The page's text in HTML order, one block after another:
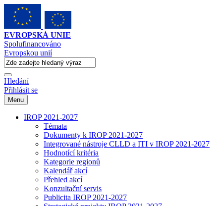
EVROPSKÁ UNIE
Spolufinancováno
Evropskou unií
Hledání
Přihlásit se
Menu
IROP 2021-2027
Témata
Dokumenty k IROP 2021-2027
Integrované nástroje CLLD a ITI v IROP 2021-2027
Hodnotící kritéria
Kategorie regionů
Kalendář akcí
Přehled akcí
Konzultační servis
Publicita IROP 2021-2027